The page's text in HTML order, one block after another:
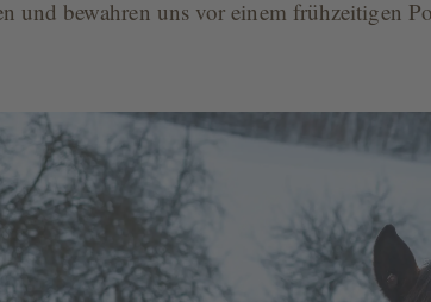
und bewahren uns vor einem frühzeitigen